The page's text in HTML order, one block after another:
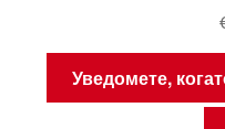
Уведомете,